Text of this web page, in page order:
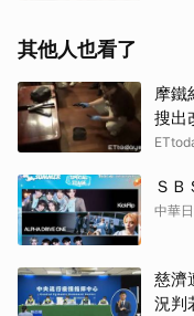
其他人也看了
摩鐵
搜出
ＳＢ
中華
慈濟
況判